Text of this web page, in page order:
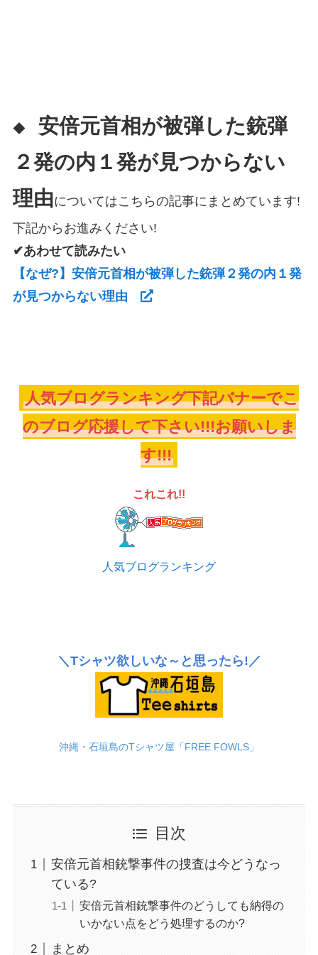
◆ 安倍元首相が被弾した銃弾
２発の内１発が見つからない
理由についてはこちらの記事にまとめています!
下記からお進みください!
✔あわせて読みたい
【なぜ?】安倍元首相が被弾した銃弾２発の内１発
が見つからない理由
人気ブログランキング下記バナーでこ
のブログ応援して下さい!!!お願いしま
す!!!
これこれ!!
人気ブログランキング
＼Tシャツ欲しいな～と思ったら!／
沖縄・石垣島のTシャツ屋「FREE FOWLS」
目次
安倍元首相銃撃事件の捜査は今どうなっ
ている?
安倍元首相銃撃事件のどうしても納得の
いかない点をどう処理するのか?
まとめ